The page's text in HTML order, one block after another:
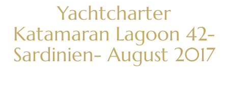
Yachtcharter
Katamaran Lagoon 42-
Sardinien- August 2017